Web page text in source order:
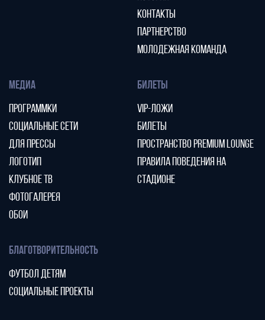
КОНТАКТЫ
ПАРТНЕРСТВО
МОЛОДЕЖНАЯ КОМАНДА
МЕДИА
ПРОГРАММКИ
СОЦИАЛЬНЫЕ СЕТИ
ДЛЯ ПРЕССЫ
ЛОГОТИП
КЛУБНОЕ ТВ
ФОТОГАЛЕРЕЯ
ОБОИ
БИЛЕТЫ
VIP-ЛОЖИ
БИЛЕТЫ
ПРОСТРАНСТВО PREMIUM LOUNGE
ПРАВИЛА ПОВЕДЕНИЯ НА
СТАДИОНЕ
БЛАГОТВОРИТЕЛЬНОСТЬ
ФУТБОЛ ДЕТЯМ
СОЦИАЛЬНЫЕ ПРОЕКТЫ